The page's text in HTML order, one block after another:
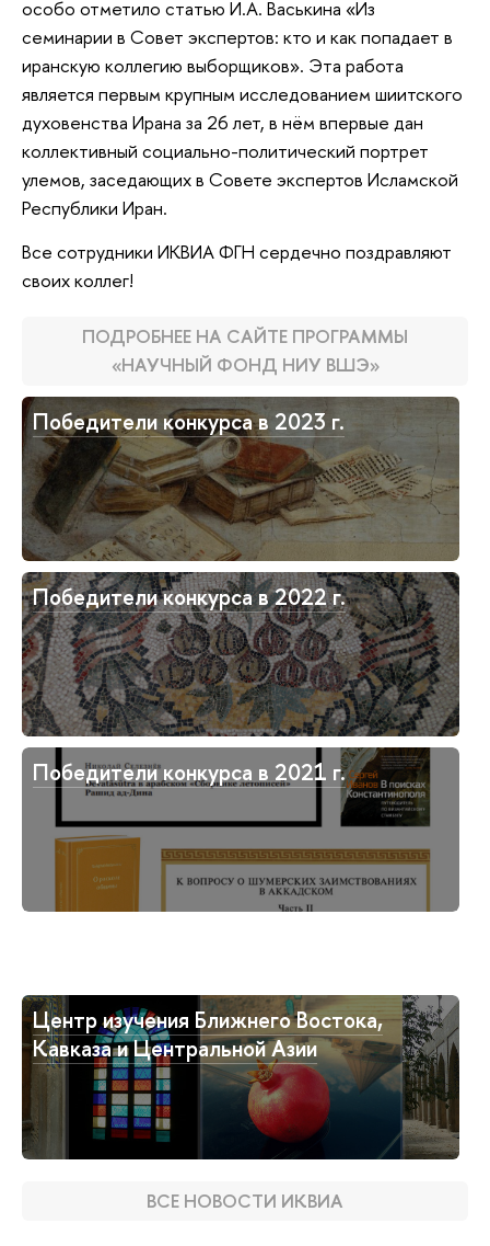
особо отметило статью И.А. Васькина «Из
семинарии в Совет экспертов: кто и как попадает в
иранскую коллегию выборщиков». Эта работа
является первым крупным исследованием шиитского
духовенства Ирана за 26 лет, в нём впервые дан
коллективный социально-политический портрет
улемов, заседающих в Совете экспертов Исламской
Республики Иран.
Все сотрудники ИКВИА ФГН сердечно поздравляют
своих коллег!
ПОДРОБНЕЕ НА САЙТЕ ПРОГРАММЫ
«НАУЧНЫЙ ФОНД НИУ ВШЭ»
Победители конкурса в 2023 г.
Победители конкурса в 2022 г.
Победители конкурса в 2021 г.
Центр изучения Ближнего Востока,
Кавказа и Центральной Азии
ВСЕ НОВОСТИ ИКВИА